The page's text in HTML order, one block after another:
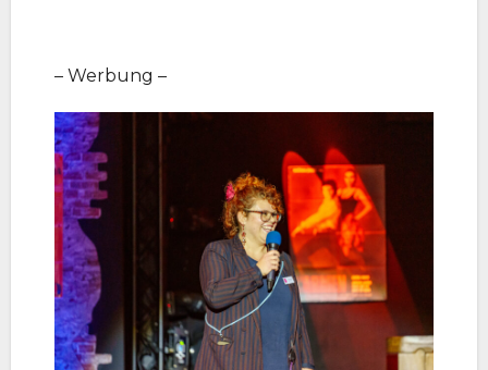
– Werbung –